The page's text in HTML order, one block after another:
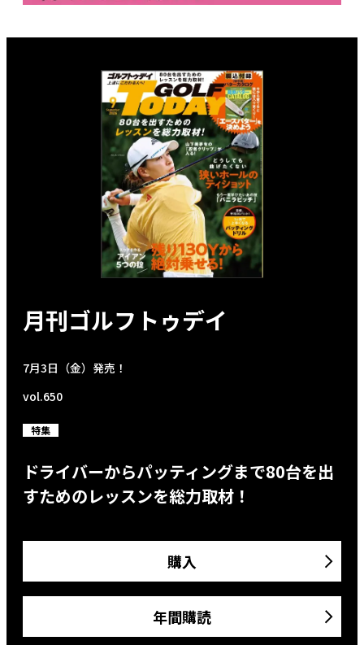
月刊ゴルフトゥデイ
7月3日（金）発売！
vol.650
特集
ドライバーからパッティングまで80台を出
すためのレッスンを総力取材！
購入
年間購読